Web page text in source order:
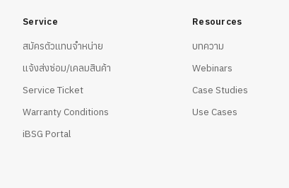
Service
สมัครตัวแทนจำหน่าย
แจ้งส่งซ่อม/เคลมสินค้า
Service Ticket
Warranty Conditions
iBSG Portal
Resources
บทความ
Webinars
Case Studies
Use Cases